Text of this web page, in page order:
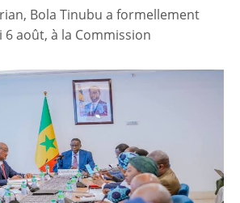
Bola Tinubu a formellement
août, à la Commission